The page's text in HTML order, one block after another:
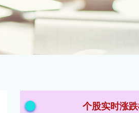
个股实时涨